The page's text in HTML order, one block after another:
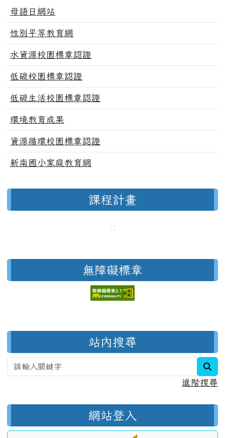
母語日網站
性別平等教育網
水資源校園標章認證
低碳校園標章認證
低碳生活校園標章認證
環境教育成果
資源循環校園標章認證
新南國小家庭教育網
課程計畫
無障礙標章
站內搜尋
進階搜尋
網站登入